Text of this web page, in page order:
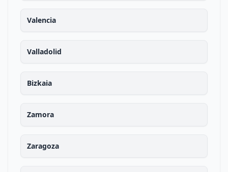
Valencia
Valladolid
Bizkaia
Zamora
Zaragoza